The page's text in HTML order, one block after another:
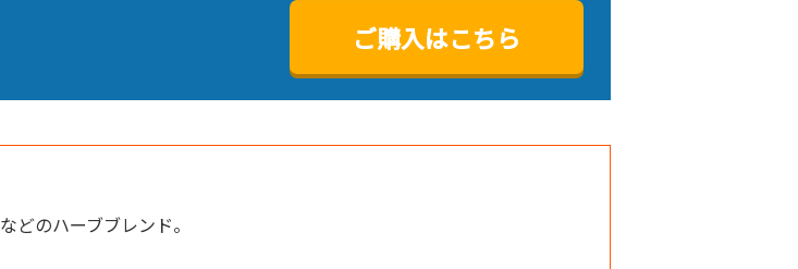
ご購入はこちら
などのハーブブレンド。